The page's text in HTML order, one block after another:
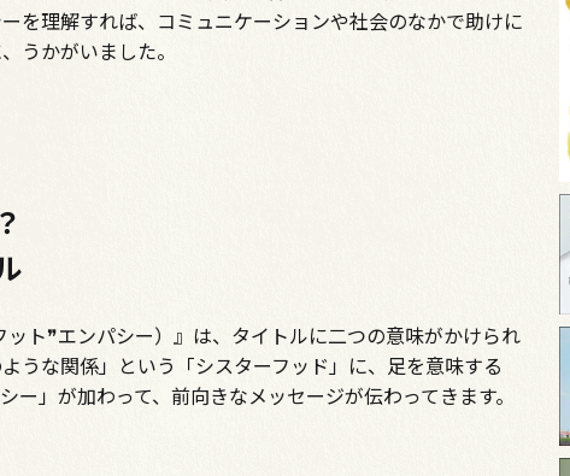
理解すれば、コミュニケーションや社会のなかで助けに
うかがいました。
ット❞エンパシー）』は、タイトルに二つの意味がかけられ
うな関係」という「シスターフッド」に、足を意味する
ー」が加わって、前向きなメッセージが伝わってきます。